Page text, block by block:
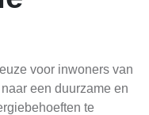
voor inwoners van
een duurzame en
te